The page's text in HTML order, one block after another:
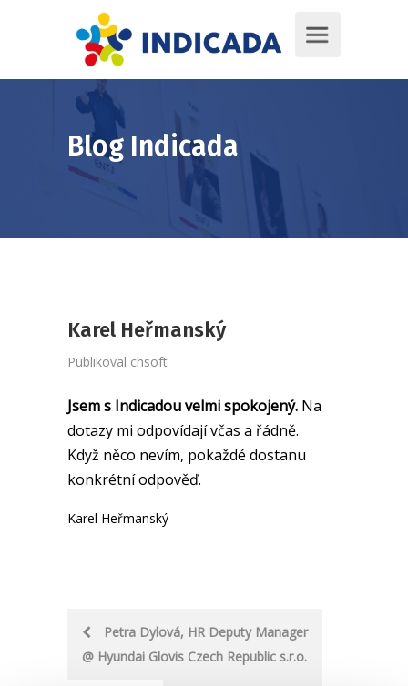
Blog Indicada
Karel Heřmanský
Publikoval chsoft
Jsem s Indicadou velmi spokojený. Na
dotazy mi odpovídají včas a řádně.
Když něco nevím, pokaždé dostanu
konkrétní odpověď.
Karel Heřmanský
Post
navigation
Petra Dylová, HR Deputy Manager
@ Hyundai Glovis Czech Republic s.r.o.